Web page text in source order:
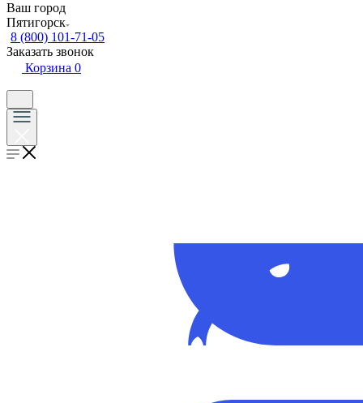
Ваш город
Пятигорск
8 (800) 101-71-05
Заказать звонок
Корзина 0